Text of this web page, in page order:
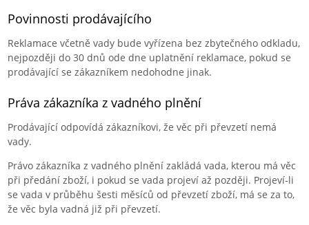
Povinnosti prodávajícího
Reklamace včetně vady bude vyřízena bez zbytečného odkladu,
nejpozději do 30 dnů ode dne uplatnění reklamace, pokud se
prodávající se zákazníkem nedohodne jinak.
Práva zákazníka z vadného plnění
Prodávající odpovídá zákazníkovi, že věc při převzetí nemá
vady.
Právo zákazníka z vadného plnění zakládá vada, kterou má věc
při předání zboží, i pokud se vada projeví až později. Projeví-li
se vada v průběhu šesti měsíců od převzetí zboží, má se za to,
že věc byla vadná již při převzetí.